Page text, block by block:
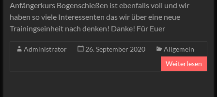
Anfängerkurs Bogenschießen ist ebenfalls voll und wir
haben so viele Interessenten das wir über eine neue
Trainingseinheit nach denken! Danke! Für Euer
Administrator 26. September 2020
Allgemein
Weiterlesen